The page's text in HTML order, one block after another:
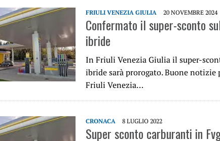
FRIULI VENEZIA GIULIA 20 NOVEMBRE 2024
Confermato il super-sconto
ibride
In Friuli Venezia Giulia il super-
ibride sarà prorogato. Buone
Friuli Venezia…
CRONACA 8 LUGLIO 2022
Super sconto carburanti in